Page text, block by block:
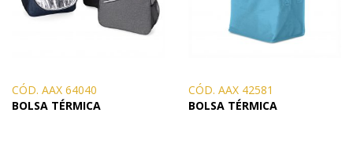
CÓD. AAX 64040
BOLSA TÉRMICA
CÓD. AAX 42581
BOLSA TÉRMICA